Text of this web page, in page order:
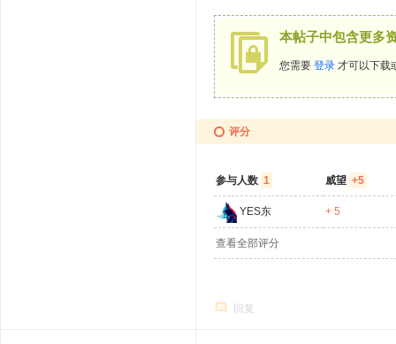
本帖子中包含更多
您需要 登录 才可以下载
评分
参与人数 1 威望 +5
YES东 + 5
查看全部评分
回复